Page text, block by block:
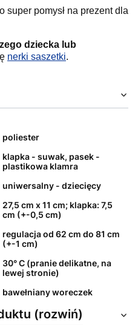
super pomysł na prezent dla
dziecka lub
nerki saszetki.
poliester
klapka - suwak, pasek -
plastikowa klamra
uniwersalny - dziecięcy
27,5 cm x 11 cm; klapka: 7,5
cm (+-0,5 cm)
regulacja od 62 cm do 81 cm
(+-1 cm)
30° C (pranie delikatne, na
lewej stronie)
bawełniany woreczek
(rozwiń)